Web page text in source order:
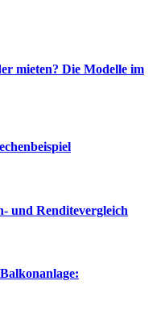
mieten? Die Modelle im
und Renditevergleich